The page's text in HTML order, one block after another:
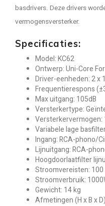
basdrivers. Deze drivers
vermogensversterker.
Specificaties:
Model: KC62
Ontwerp: Uni-Core
Driver-eenheden: 2 x
Frequentierespons
Max uitgang: 105dB
Versterkertype:
Versterkervermogen:
Variabele lage
Ingang: RCA-phono/
Lijnuitgang: RCA-
Hoogdoorlaatfilter
Stroomvereisten:
Stroomverbruik:
Gewicht: 14 kg
Afmetingen (H x B x